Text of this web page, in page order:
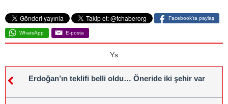
Facebook'ta paylaş
WhatsApp E-posta
Ys
Erdoğan’ın teklifi belli oldu… Öneride iki şehir var